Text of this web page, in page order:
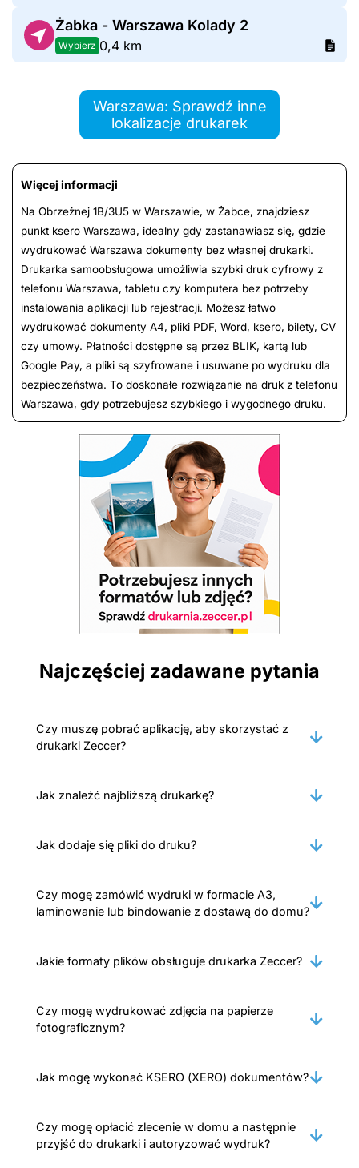
Żabka - Warszawa Kolady 2
Wybierz 0,4 km
Warszawa: Sprawdź inne
lokalizacje drukarek
Więcej informacji
Na Obrzeżnej 1B/3U5 w Warszawie, w Żabce, znajdziesz
punkt ksero Warszawa, idealny gdy zastanawiasz się, gdzie
wydrukować Warszawa dokumenty bez własnej drukarki.
Drukarka samoobsługowa umożliwia szybki druk cyfrowy z
telefonu Warszawa, tabletu czy komputera bez potrzeby
instalowania aplikacji lub rejestracji. Możesz łatwo
wydrukować dokumenty A4, pliki PDF, Word, ksero, bilety, CV
czy umowy. Płatności dostępne są przez BLIK, kartą lub
Google Pay, a pliki są szyfrowane i usuwane po wydruku dla
bezpieczeństwa. To doskonałe rozwiązanie na druk z telefonu
Warszawa, gdy potrzebujesz szybkiego i wygodnego druku.
Najczęściej zadawane pytania
Czy muszę pobrać aplikację, aby skorzystać z
drukarki Zeccer?
Jak znaleźć najbliższą drukarkę?
Jak dodaje się pliki do druku?
Czy mogę zamówić wydruki w formacie A3,
laminowanie lub bindowanie z dostawą do domu?
Jakie formaty plików obsługuje drukarka Zeccer?
Czy mogę wydrukować zdjęcia na papierze
fotograficznym?
Jak mogę wykonać KSERO (XERO) dokumentów?
Czy mogę opłacić zlecenie w domu a następnie
przyjść do drukarki i autoryzować wydruk?